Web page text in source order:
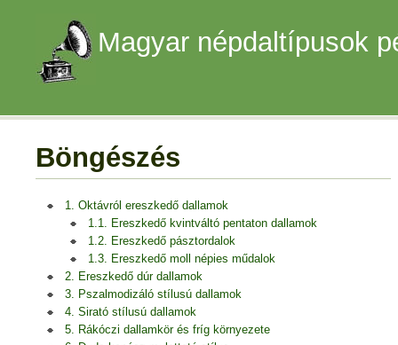
Magyar népdaltípusok
Böngészés
1. Oktávról ereszkedő dallamok
1.1. Ereszkedő kvintváltó pentaton dallamok
1.2. Ereszkedő pásztordalok
1.3. Ereszkedő moll népies műdalok
2. Ereszkedő dúr dallamok
3. Pszalmodizáló stílusú dallamok
4. Sirató stílusú dallamok
5. Rákóczi dallamkör és fríg környezete